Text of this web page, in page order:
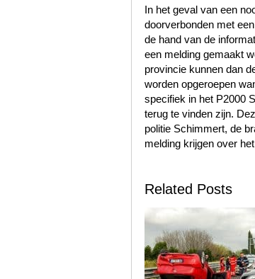
In het geval van een
doorverbonden met
de hand van de
een melding gemaakt
provincie kunnen dan
worden opgeroepen
specifiek in het P2000
terug te vinden zijn.
politie Schimmert, de
melding krijgen over het
Related Posts